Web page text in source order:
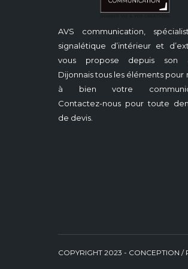
AVS communication,
signalétique d’intérieur et
vous propose depuis son
Dijonnais tous les éléments pour
à bien votre
Contactez-nous pour toute
de devis.
COPYRIGHT 2023 - CONCEPTION /